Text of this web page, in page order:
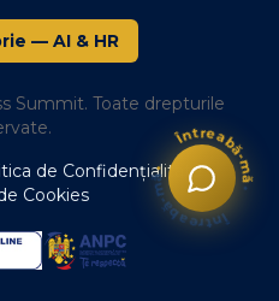
— AI & HR
Summit. Toate drepturile
de Confidențialitate|
Cookies
Întreabă-mă
•Întreabă-mă
•